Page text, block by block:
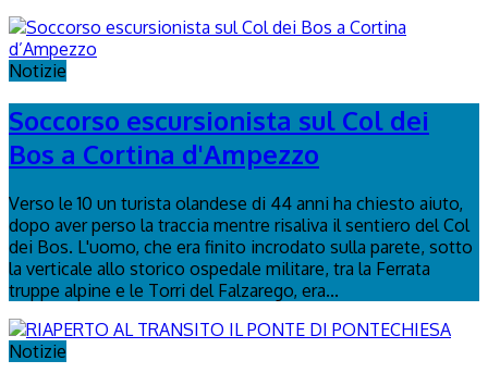
Notizie
Soccorso escursionista sul Col dei
Bos a Cortina d'Ampezzo
Verso le 10 un turista olandese di 44 anni ha chiesto aiuto,
dopo aver perso la traccia mentre risaliva il sentiero del Col
dei Bos. L'uomo, che era finito incrodato sulla parete, sotto
la verticale allo storico ospedale militare, tra la Ferrata
truppe alpine e le Torri del Falzarego, era...
Notizie